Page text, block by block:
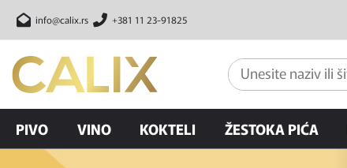
info@calix.rs +381 11 23-91825
PIVO VINO KOKTELI ŽESTOKA PIĆA